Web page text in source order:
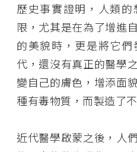
歷史事實證明，人類
限，尤其是在為了增進
的美貌時，更是將它
代，還沒有真正的醫學
變自己的膚色，增添面
種有毒物質，而製造了
近代醫學啟蒙之後，人